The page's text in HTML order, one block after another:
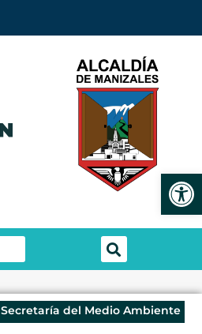
Secretaría del Medio Ambiente